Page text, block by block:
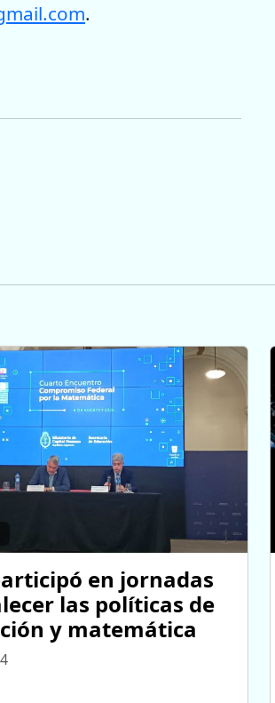
.
en jornadas
las políticas de
y matemática